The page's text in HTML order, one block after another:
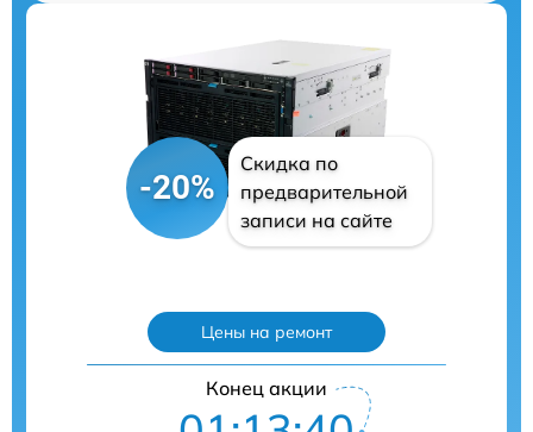
-20%
Скидка по
предварительной
записи на сайте
Цены на ремонт
Конец акции